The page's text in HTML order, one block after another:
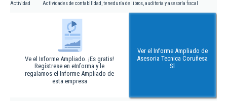
Actividad Actividades de contabilidad, teneduría de libros, auditoría y asesoría fiscal
Ve el Informe Ampliado. ¡Es gratis!
Regístrese en eInforma y le
regalamos el Informe Ampliado de
esta empresa
Ver el Informe Ampliado de
Asesoria Tecnica Coruñesa
Sl